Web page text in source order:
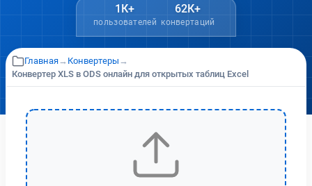
1К+
пользователей
62К+
конвертаций
Главная→ Конвертеры→
Конвертер XLS в ODS онлайн для открытых таблиц Excel